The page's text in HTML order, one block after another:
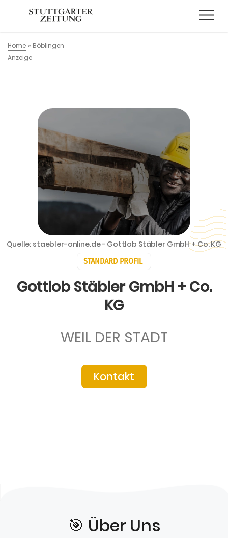
Home » Böblingen
Anzeige
STANDARD PROFIL
Gottlob Stäbler GmbH + Co.
KG
WEIL DER STADT
Kontakt
Quelle: staebler-online.de - Gottlob Stäbler GmbH + Co. KG
🎯️ Über Uns